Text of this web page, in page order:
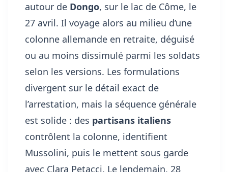
autour de Dongo, sur le lac de Côme, le
27 avril. Il voyage alors au milieu d’une
colonne allemande en retraite, déguisé
ou au moins dissimulé parmi les soldats
selon les versions. Les formulations
divergent sur le détail exact de
l’arrestation, mais la séquence générale
est solide : des partisans italiens
contrôlent la colonne, identifient
Mussolini, puis le mettent sous garde
avec Clara Petacci. Le lendemain, 28